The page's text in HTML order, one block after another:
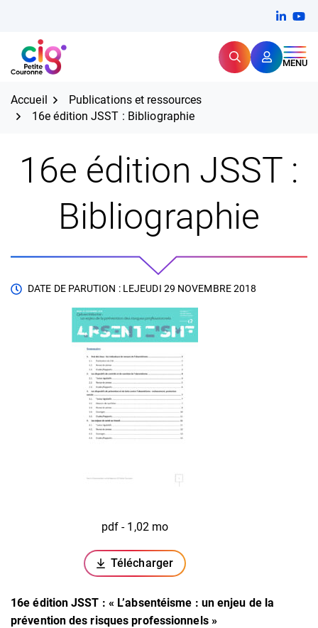
contenu
CIG Petite Couronne RechercherMENU
Expertise et proximité pour
Accueil
Publications et ressources
16e édition JSST : Bibliographie
16e édition JSST :
Bibliographie
DATE DE PARUTION : LEJEUDI 29 NOVEMBRE 2018
pdf - 1,02 mo
Télécharger
(ouverture dans un nouvel onglet)
16e édition JSST : « L’absentéisme : un enjeu de la
prévention des risques professionnels »